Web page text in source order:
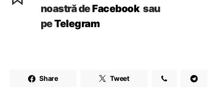
noastră de Facebook sau
peTelegram
Share Tweet